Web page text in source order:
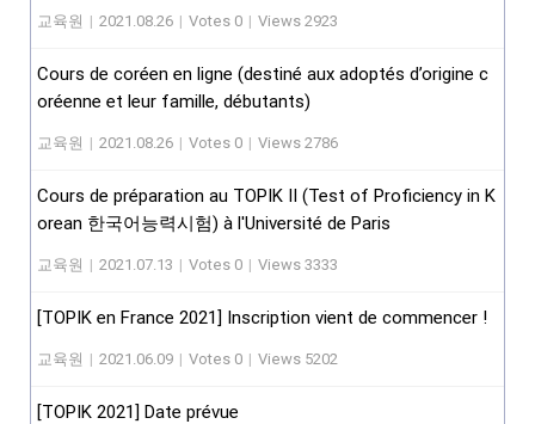
교육원 | 2021.08.26 | Votes 0 | Views 2923
Cours de coréen en ligne (destiné aux adoptés d’origine c
oréenne et leur famille, débutants)
교육원 | 2021.08.26 | Votes 0 | Views 2786
Cours de préparation au TOPIK II (Test of Proficiency in K
orean 한국어능력시험) à l'Université de Paris
교육원 | 2021.07.13 | Votes 0 | Views 3333
[TOPIK en France 2021] Inscription vient de commencer !
교육원 | 2021.06.09 | Votes 0 | Views 5202
[TOPIK 2021] Date prévue